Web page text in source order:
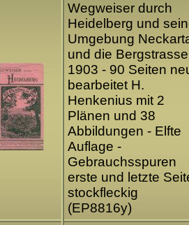
Wegweiser durch
Heidelberg und
Umgebung
und die Bergstrasse
1903 - 90 Seiten
bearbeitet H.
Henkenius mit 2
Plänen und 38
Abbildungen - Elfte
Auflage -
Gebrauchsspuren
erste und letzte
stockfleckig
(EP8816y)